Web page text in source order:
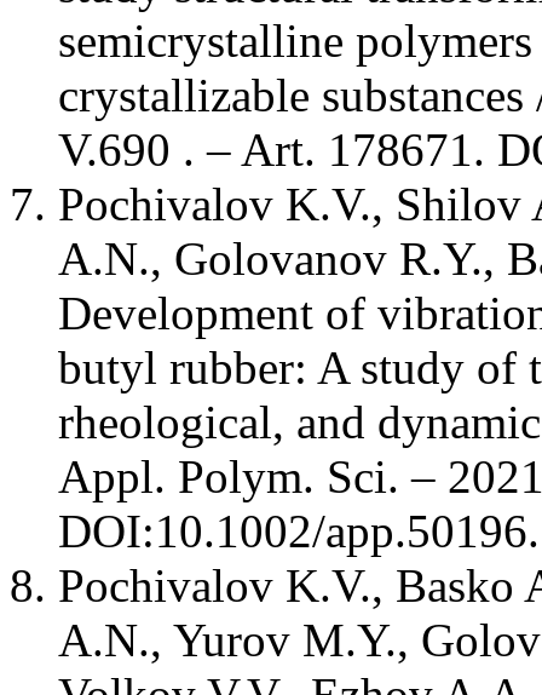
semicrystalline
crystallizable
V.690 . – Art. 178671.
Pochivalov K.V., Shilov
A.N., Golovanov R.Y.,
Development of
butyl rubber: A study of
rheological, and
Appl. Polym. Sci. –
DOI:10.1002/app.50196.
Pochivalov K.V., Basko
A.N., Yurov M.Y.,